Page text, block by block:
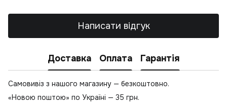
Написати відгук
Доставка Оплата Гарантія
Самовивіз з нашого магазину — безкоштовно.
«Новою поштою» по Україні — 35 грн.